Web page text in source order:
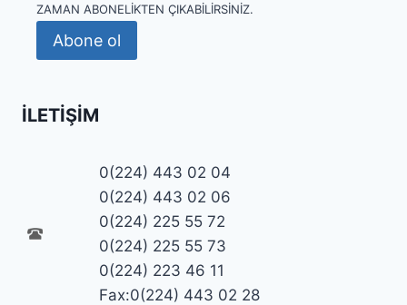
ZAMAN ABONELIKTEN ÇIKABILIRSINIZ.
Abone ol
İLETIŞIM
0(224) 443 02 04
0(224) 443 02 06
0(224) 225 55 72
0(224) 225 55 73
0(224) 223 46 11
Fax:0(224) 443 02 28